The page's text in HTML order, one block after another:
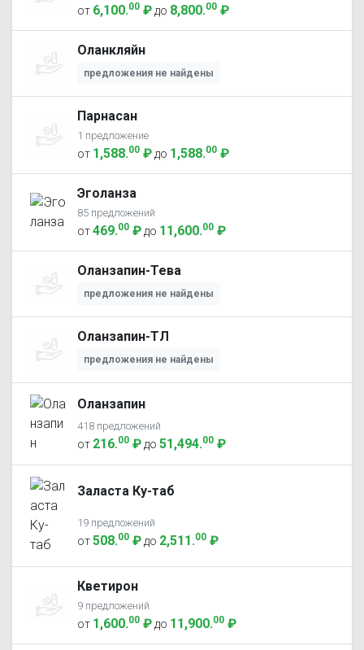
от 6,100.00 ₽ до 8,800.00 ₽
Оланкляйн
предложения не найдены
Парнасан
1 предложение
от 1,588.00 ₽ до 1,588.00 ₽
Эголанза
85 предложений
от469.00 ₽ до 11,600.00 ₽
Оланзапин-Тева
предложения не найдены
Оланзапин-ТЛ
предложения не найдены
Оланзапин
418 предложений
от 216.00 ₽ до 51,494.00 ₽
Заласта Ку-таб
19 предложений
от508.00 ₽ до 2,511.00 ₽
Кветирон
9 предложений
от 1,600.00 ₽ до 11,900.00 ₽